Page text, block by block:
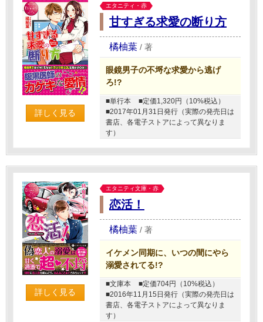
詳しく見る
エタニティ・赤
甘すぎる求愛の断り方
橘柚葉 / 著
眼鏡男子の不埒な求愛から逃げ
ろ!?
■単行本
■定価1,320円（10%税込）
■2017年01月31日発行（実際の発売日は
書店、各電子ストアによって異なりま
す）
詳しく見る
エタニティ文庫・赤
恋活！
橘柚葉 / 著
イケメン同期に、いつの間にやら
溺愛されてる!?
■文庫本
■定価704円（10%税込）
■2016年11月15日発行（実際の発売日は
書店、各電子ストアによって異なりま
す）